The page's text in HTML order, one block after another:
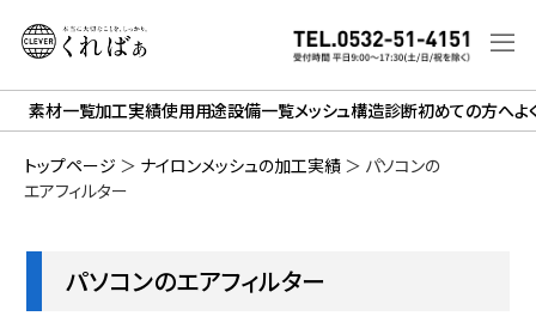
素材一覧加工実績使用用途設備一覧メッシュ構造診断初めての方へよ
トップページ ＞ ナイロンメッシュの加工実績 ＞ パソコンの
エアフィルター
パソコンのエアフィルター